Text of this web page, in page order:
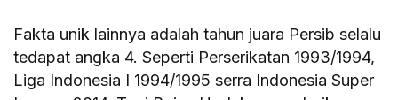
Fakta unik lainnya adalah tahun juara Persib selalu
tedapat angka 4. Seperti Perserikatan 1993/1994,
Liga Indonesia I 1994/1995 serra Indonesia Super